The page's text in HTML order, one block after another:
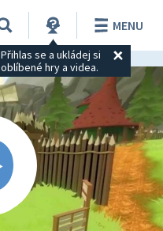
Přihlas se a ukládej si
oblíbené hry a videa.
MENU